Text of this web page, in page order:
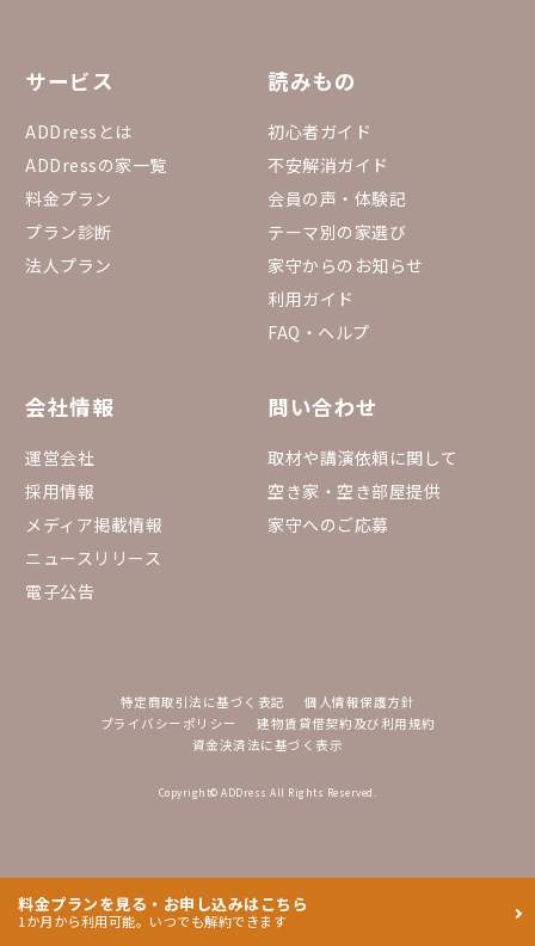
サービス
ADDressとは
ADDressの家一覧
料金プラン
プラン診断
法人プラン
読みもの
初心者ガイド
不安解消ガイド
会員の声・体験記
テーマ別の家選び
家守からのお知らせ
利用ガイド
FAQ・ヘルプ
会社情報
運営会社
採用情報
メディア掲載情報
ニュースリリース
電子公告
問い合わせ
取材や講演依頼に関して
空き家・空き部屋提供
家守へのご応募
特定商取引法に基づく表記
個人情報保護方針
プライバシーポリシー
建物賃貸借契約及び利用規約
資金決済法に基づく表示
Copyright© ADDress All Rights Reserved.
料金プランを見る・お申し込みはこちら
1か月から利用可能。いつでも解約できます